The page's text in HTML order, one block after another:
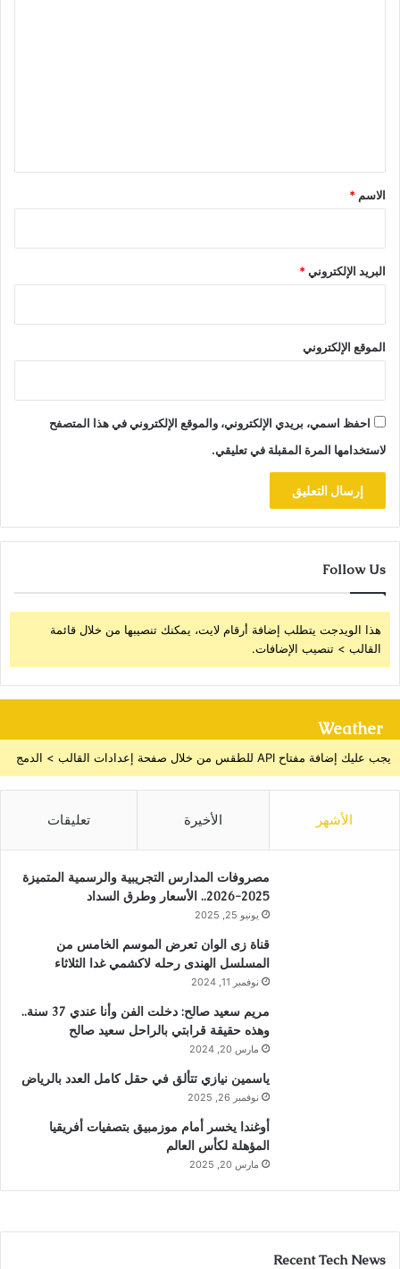
*
الاسم *
البريد الإلكتروني*
الموقع الإلكتروني
احفظ اسمي، بريدي الإلكتروني، والموقع الإلكتروني في هذا المتصفح
لاستخدامها المرة المقبلة في تعليقي.
Follow Us
هذا الويدجت يتطلب إضافة أرقام لايت، يمكنك تنصيبها من خلال قائمة
القالب > تنصيب الإضافات.
Weather
يجب عليك إضافة مفتاح API للطقس من خلال صفحة إعدادات القالب > الدمج
الأشهر الأخيرة تعليقات
مصروفات المدارس التجريبية والرسمية المتميزة
2025-2026.. الأسعار وطرق السداد
يونيو 25, 2025
قناة زى الوان تعرض الموسم الخامس من
المسلسل الهندى رحله لاكشمي غدا الثلاثاء
نوفمبر 11, 2024
مريم سعيد صالح: دخلت الفن وأنا عندي 37 سنة..
وهذه حقيقة قرابتي بالراحل سعيد صالح
مارس 20, 2024
ياسمين نيازي تتألق في حقل كامل العدد بالرياض
نوفمبر 26, 2025
أوغندا يخسر أمام موزمبيق بتصفيات أفريقيا
المؤهلة لكأس العالم
مارس 20, 2025
Recent Tech News